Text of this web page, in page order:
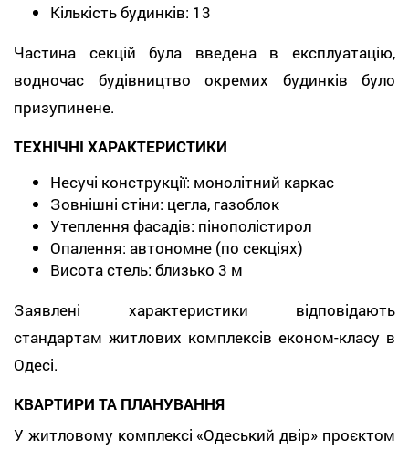
Кількість будинків: 13
Частина секцій була введена в експлуатацію,
водночас будівництво окремих будинків було
призупинене.
ТЕХНІЧНІ ХАРАКТЕРИСТИКИ
Несучі конструкції: монолітний каркас
Зовнішні стіни: цегла, газоблок
Утеплення фасадів: пінополістирол
Опалення: автономне (по секціях)
Висота стель: близько 3 м
Заявлені характеристики відповідають
стандартам житлових комплексів економ-класу в
Одесі.
КВАРТИРИ ТА ПЛАНУВАННЯ
У житловому комплексі «Одеський двір» проєктом